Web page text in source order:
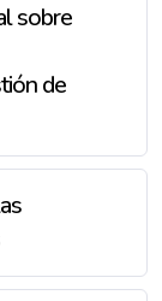
sobre
de